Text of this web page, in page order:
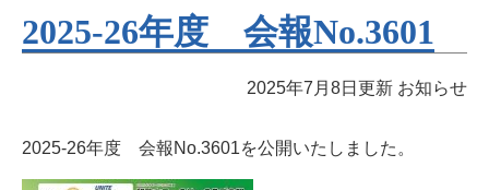
2025-26年度 会報No.3601
2025年7月8日更新 お知らせ
2025-26年度 会報No.3601を公開いたしました。